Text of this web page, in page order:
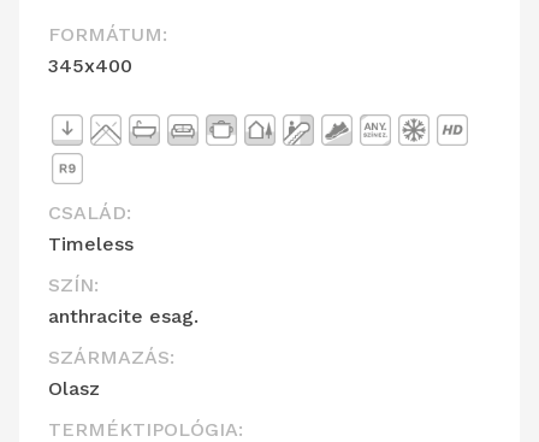
FORMÁTUM:
345x400
CSALÁD:
Timeless
SZÍN:
anthracite esag.
SZÁRMAZÁS:
Olasz
TERMÉKTIPOLÓGIA: